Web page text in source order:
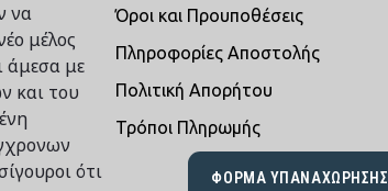
να
μέλος
άμεσα με
και του
ότι
Όροι και Προυποθέσεις
Πληροφορίες Αποστολής
Πολιτική Απορήτου
Τρόποι Πληρωμής
ΦΌΡΜΑ ΥΠΑΝΑΧΏΡΗΣΗΣ